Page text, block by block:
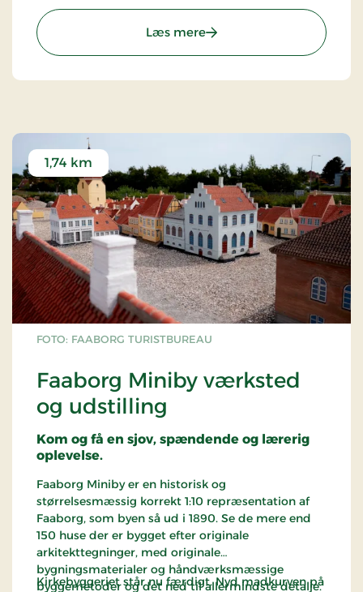
Læs mere: Jernbanestien; Faaborg
FOTO: FAABORG TURISTBUREAU
Faaborg Miniby værksted
og udstilling
1,74 km
Kom og få en sjov, spændende og lærerig
oplevelse.
Faaborg Miniby er en historisk og
størrelsesmæssig korrekt 1:10 repræsentation af
Faaborg, som byen så ud i 1890. Se de mere end
150 huse der er bygget efter originale
arkitekttegninger, med originale
bygningsmaterialer og håndværksmæssige
byggemetoder og det ned til allermindste detalje.
Kirkebyggeriet står nu færdigt. Nyd madkurven på